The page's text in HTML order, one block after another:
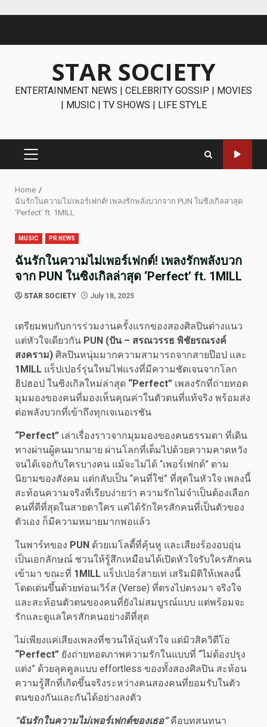
STAR SOCIETY
ENTERTAINMENT NEWS | CELEBRITY GOSSIP | MOVIES
| MUSIC | TV SHOWS | LIFE STYLE
PRIMARY
Home
ฉันรักในความไม่เพอร์เฟกต์! เพลงรักพลังบวกจาก PUN ในซิงเกิลล่าสุด
‘Perfect’ ft. 1MILL
MUSIC PR NEWS
ฉันรักในความไม่เพอร์เฟกต์! เพลงรักพลังบวก
จาก PUN ในซิงเกิลล่าสุด ‘Perfect’ ft. 1MILL
STAR SOCIETY July 18, 2025
เตรียมพบกับการร่วมงานครั้งแรกของสองศิลปินต่างแนว
แต่หัวใจเดียวกัน PUN (ปัน – สรณวรรธ พิชัยรณรงค์
สงคราม) ศิลปินหนุ่มมากความสามารถจากสายป๊อป และ
1MILL แร็ปเปอร์รุ่นใหม่ไฟแรงที่มีความชัดเจนจากโลก
ฮิปฮอป ในซิงเกิลใหม่ล่าสุด “Perfect” เพลงรักที่ถ่ายทอด
มุมมองของคนที่มองเห็นคุณค่าในตัวตนที่แท้จริง พร้อมส่ง
ต่อพลังบวกที่เข้าถึงทุกเจเนอเรชัน
“Perfect” เล่าเรื่องราวจากมุมมองของคนธรรมดา ที่เดิน
ทางผ่านผู้คนมากมาย ผ่านโลกที่เต็มไปด้วยความคาดหวัง
จนได้เจอกับใครบางคน แม้จะไม่ได้ “เพอร์เฟกต์” ตาม
นิยามของสังคม แต่กลับเป็น “คนที่ใช่” ที่สุดในหัวใจ เพลงนี้
สะท้อนความจริงที่เรียบง่ายว่า ความรักไม่จำเป็นต้องเลือก
คนที่ดีที่สุดในสายตาใคร แค่ได้รักใครสักคนที่เป็นตัวของ
ตัวเอง ก็มีความหมายมากพอแล้ว
ในพาร์ทของ PUN ด้วยเมโลดี้ที่คุ้นหู และเสียงร้องอบอุ่น
เป็นเอกลักษณ์ ชวนให้รู้สึกเหมือนได้เปิดหัวใจรับใครสักคน
เข้ามา ขณะที่ 1MILL แร็ปเปอร์สายเท่ เสริมมิติให้เพลงนี้
โดดเด่นขึ้นด้วยท่อนเวิร์ส (Verse) ที่ตรงไปตรงมา จริงใจ
และสะท้อนตัวตนของคนที่ยังไม่สมบูรณ์แบบ แต่พร้อมจะ
รักและดูแลใครสักคนอย่างดีที่สุด
ไม่เพียงแค่เสียงเพลงที่ชวนให้อุ่นหัวใจ แต่มิวสิควิดีโอ
“Perfect” ยังถ่ายทอดภาพความรักในแบบที่ “ไม่ต้องปรุง
แต่ง” ด้วยลุคคูลแบบ effortless ของทั้งสองศิลปิน สะท้อน
ความรู้สึกที่เกิดขึ้นจริงระหว่างคนสองคนที่ยอมรับในตัว
ตนของกันและกันได้อย่างลงตัว
“ฉันรักในความไม่เพอร์เฟกต์ของเธอ”คือบทสนทนา